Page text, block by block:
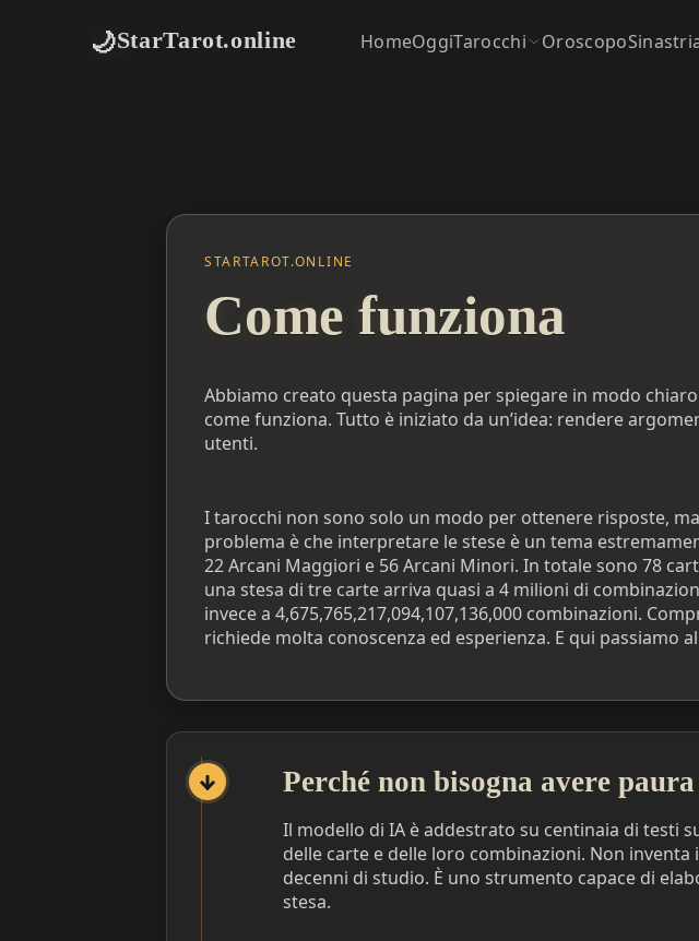
🌙StarTarot.online HomeOggiTarocchi Oroscopo
STARTAROT.ONLINE
Come funziona
Abbiamo creato questa pagina per spiegare in modo
come funziona. Tutto è iniziato da un’idea: rendere
utenti.
I tarocchi non sono solo un modo per ottenere risposte,
problema è che interpretare le stese è un tema
22 Arcani Maggiori e 56 Arcani Minori. In totale sono 78
una stesa di tre carte arriva quasi a 4 milioni di
invece a 4,675,765,217,094,107,136,000 combinazioni.
richiede molta conoscenza ed esperienza. E qui passiamo
Perché non bisogna avere
Il modello di IA è addestrato su centinaia di testi
delle carte e delle loro combinazioni. Non
decenni di studio. È uno strumento capace di
stesa.